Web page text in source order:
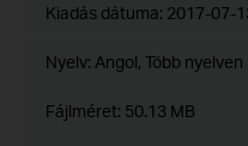
Kiadás dátuma: 2017-07-
Nyelv: Angol, Több nyelven
Fájlméret: 50.13 MB